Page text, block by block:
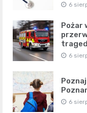
6
Pożar
6
6